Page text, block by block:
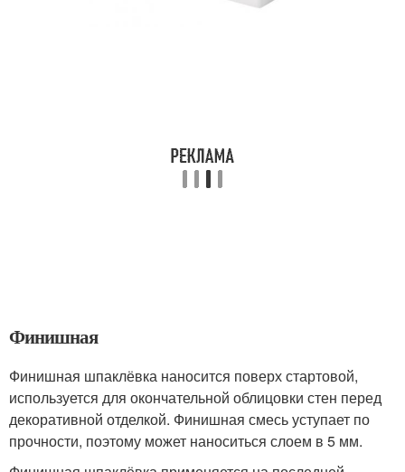
Финишная
Финишная шпаклёвка наносится поверх стартовой,
используется для окончательной облицовки стен перед
декоративной отделкой. Финишная смесь уступает по
прочности, поэтому может наноситься слоем в 5 мм.